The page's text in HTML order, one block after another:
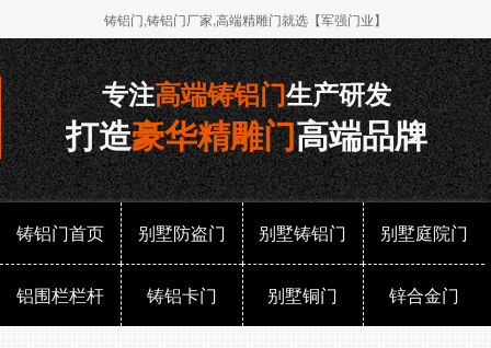
铸铝门,铸铝门厂家,高端精雕门就选【军强门业】
专注高端铸铝门生产研发
打造豪华精雕门高端品牌
铸铝门首页 别墅防盗门 别墅铸铝门 别墅庭院门
铝围栏栏杆 铸铝卡门 别墅铜门 锌合金门